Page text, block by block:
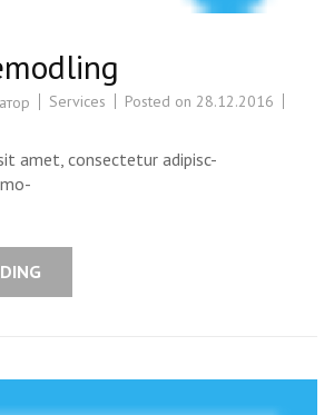
Services Posted on 28.12.2016
amet, consectetur adipisc-